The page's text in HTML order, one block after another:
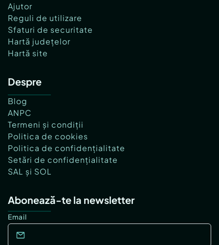
Ajutor
Reguli de utilizare
Sfaturi de securitate
Hartă județelor
Hartă site
Despre
Blog
ANPC
Termeni și condiții
Politica de cookies
Politica de confidențialitate
Setări de confidențialitate
SAL și SOL
Abonează-te la newsletter
Email